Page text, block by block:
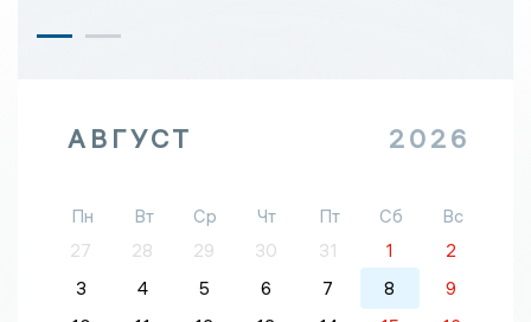
АВГУСТ 2026
Пн Вт Ср Чт Пт Сб
Вс
27
28 29 30 31 1
2
3
4 5 6 7 8
9